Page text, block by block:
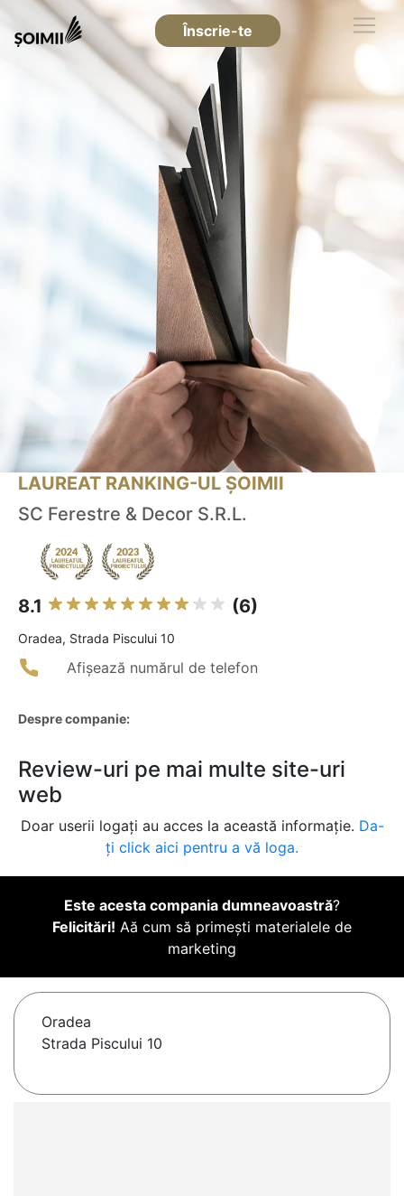
Înscrie-te
LAUREAT RANKING-UL ȘOIMII
SC Ferestre & Decor S.R.L.
8.1 (6)
Oradea, Strada Piscului 10
Afișează numărul de telefon
Despre companie:
Review-uri pe mai multe site-uri
web
Doar userii logați au acces la această informație. Da-
ți click aici pentru a vă loga.
Este acesta compania dumneavoastră?
Felicitări! Aă cum să primești materialele de
marketing
Oradea
Strada Piscului 10